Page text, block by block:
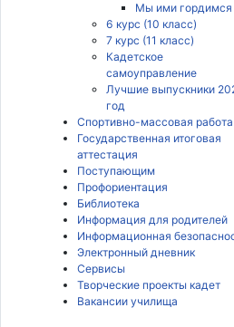
Мы ими гордимся
6 курс (10 класс)
7 курс (11 класс)
Кадетское
самоуправление
Лучшие выпускники
год
Спортивно-массовая работа
Государственная итоговая
аттестация
Поступающим
Профориентация
Библиотека
Информация для родителей
Информационная
Электронный дневник
Сервисы
Творческие проекты кадет
Вакансии училища